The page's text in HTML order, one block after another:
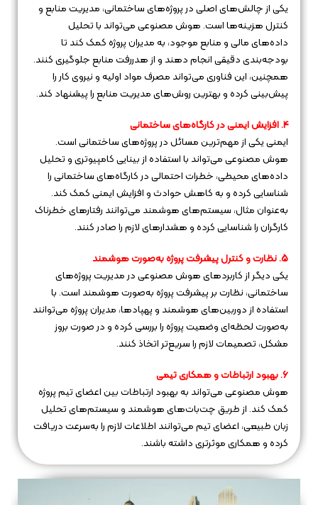
یکی از چالش‌های اصلی در پروژه‌های ساختمانی، مدیریت منابع و
کنترل هزینه‌ها است. هوش مصنوعی می‌تواند با تحلیل
داده‌های مالی و منابع موجود، به مدیران پروژه کمک کند تا
بودجه‌بندی دقیقی انجام دهند و از هدررفت منابع جلوگیری کنند.
همچنین، این فناوری می‌تواند مصرف مواد اولیه و نیروی کار را
پیش‌بینی کرده و بهترین روش‌های مدیریت منابع را پیشنهاد کند.
4. افزایش ایمنی در کارگاه‌های ساختمانی
ایمنی یکی از مهم‌ترین مسائل در پروژه‌های ساختمانی است.
هوش مصنوعی می‌تواند با استفاده از بینایی کامپیوتری و تحلیل
داده‌های محیطی، خطرات احتمالی در کارگاه‌های ساختمانی را
شناسایی کرده و به کاهش حوادث و افزایش ایمنی کمک کند.
به‌عنوان مثال، سیستم‌های هوشمند می‌توانند رفتارهای خطرناک
کارگران را شناسایی کرده و هشدارهای لازم را صادر کنند.
5. نظارت و کنترل پیشرفت پروژه به‌صورت هوشمند
یکی دیگر از کاربردهای هوش مصنوعی در مدیریت پروژه‌های
ساختمانی، نظارت بر پیشرفت پروژه به‌صورت هوشمند است. با
استفاده از دوربین‌های هوشمند و پهپادها، مدیران پروژه می‌توانند
به‌صورت لحظه‌ای وضعیت پروژه را بررسی کرده و در صورت بروز
مشکل، تصمیمات لازم را سریع‌تر اتخاذ کنند.
6. بهبود ارتباطات و همکاری تیمی
هوش مصنوعی می‌تواند به بهبود ارتباطات بین اعضای تیم پروژه
کمک کند. از طریق چت‌بات‌های هوشمند و سیستم‌های تحلیل
زبان طبیعی، اعضای تیم می‌توانند اطلاعات لازم را به‌سرعت دریافت
کرده و همکاری موثرتری داشته باشند.